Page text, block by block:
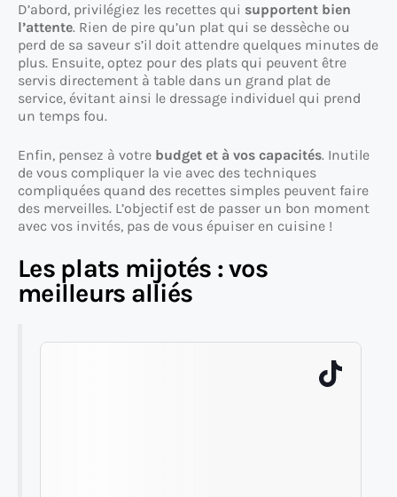
D’abord, privilégiez les recettes qui supportent bien
l’attente. Rien de pire qu’un plat qui se dessèche ou
perd de sa saveur s’il doit attendre quelques minutes de
plus. Ensuite, optez pour des plats qui peuvent être
servis directement à table dans un grand plat de
service, évitant ainsi le dressage individuel qui prend
un temps fou.
Enfin, pensez à votre budget et à vos capacités. Inutile
de vous compliquer la vie avec des techniques
compliquées quand des recettes simples peuvent faire
des merveilles. L’objectif est de passer un bon moment
avec vos invités, pas de vous épuiser en cuisine !
Les plats mijotés : vos
meilleurs alliés